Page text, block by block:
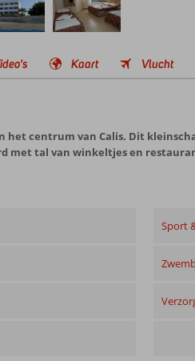
Kaart Vlucht
het centrum van Calis. Dit
met tal van winkeltjes en
Sport